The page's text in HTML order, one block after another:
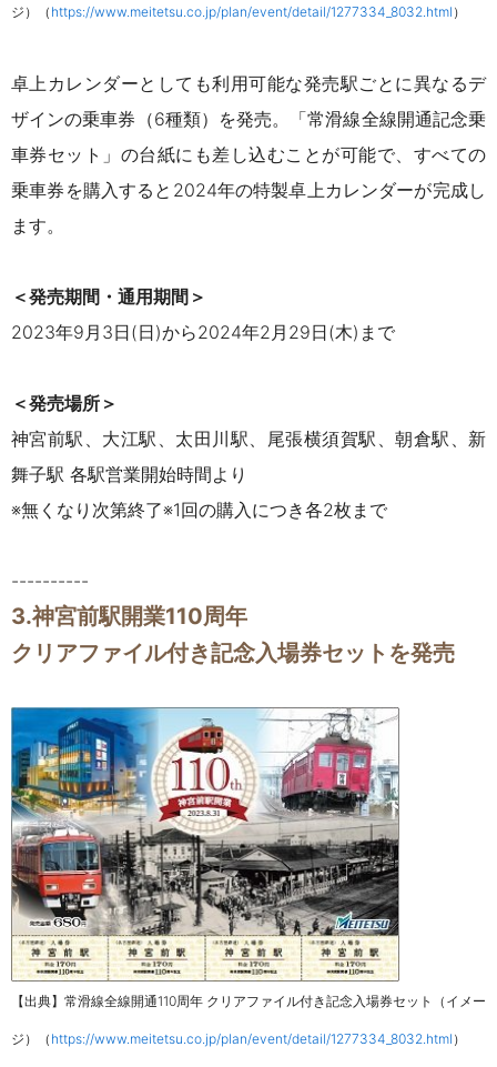
ジ）（ https://www.meitetsu.co.jp/plan/event/detail/1277334_8032.html ）
卓上カレンダーとしても利用可能な発売駅ごとに異なるデ
ザインの乗車券（6種類）を発売。「常滑線全線開通記念乗
車券セット」の台紙にも差し込むことが可能で、すべての
乗車券を購入すると2024年の特製卓上カレンダーが完成し
ます。
＜発売期間・通用期間 ＞
2023年9月3日(日)から2024年2月29日(木)まで
＜発売場所＞
神宮前駅、大江駅、太田川駅、尾張横須賀駅、朝倉駅、新
舞子駅 各駅営業開始時間より
※無くなり次第終了※1回の購入につき各2枚まで
----------
3.神宮前駅開業110周年
クリアファイル付き記念入場券セットを発売
【出典】常滑線全線開通110周年 クリアファイル付き記念入場券セット（イメー
ジ）（ https://www.meitetsu.co.jp/plan/event/detail/1277334_8032.html ）